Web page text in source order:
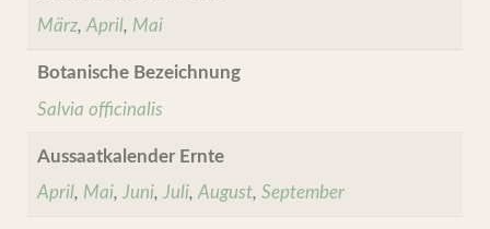
März, April, Mai
Botanische Bezeichnung
Salvia officinalis
Aussaatkalender Ernte
April, Mai, Juni, Juli, August, September